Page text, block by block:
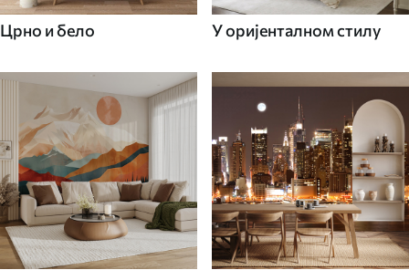
Црно и бело У оријенталном стилу